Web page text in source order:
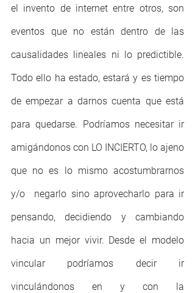
el invento de internet entre otros, son
eventos que no están dentro de las
causalidades lineales ni lo predictible.
Todo ello ha estado, estará y es tiempo
de empezar a darnos cuenta que está
para quedarse. Podríamos necesitar ir
amigándonos con LO INCIERTO, lo ajeno
que no es lo mismo acostumbrarnos
y/o  negarlo sino aprovecharlo para ir
pensando, decidiendo y cambiando
hacia un mejor vivir. Desde el modelo
vincular podríamos decir ir
vinculándonos en y con la